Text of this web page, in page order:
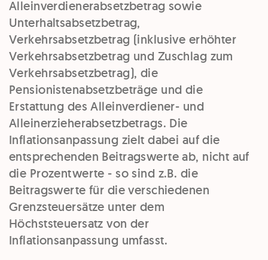
Alleinverdienerabsetzbetrag sowie
Unterhaltsabsetzbetrag,
Verkehrsabsetzbetrag (inklusive erhöhter
Verkehrsabsetzbetrag und Zuschlag zum
Verkehrsabsetzbetrag), die
Pensionistenabsetzbeträge und die
Erstattung des Alleinverdiener- und
Alleinerzieherabsetzbetrags. Die
Inflationsanpassung zielt dabei auf die
entsprechenden Beitragswerte ab, nicht auf
die Prozentwerte - so sind z.B. die
Beitragswerte für die verschiedenen
Grenzsteuersätze unter dem
Höchststeuersatz von der
Inflationsanpassung umfasst.